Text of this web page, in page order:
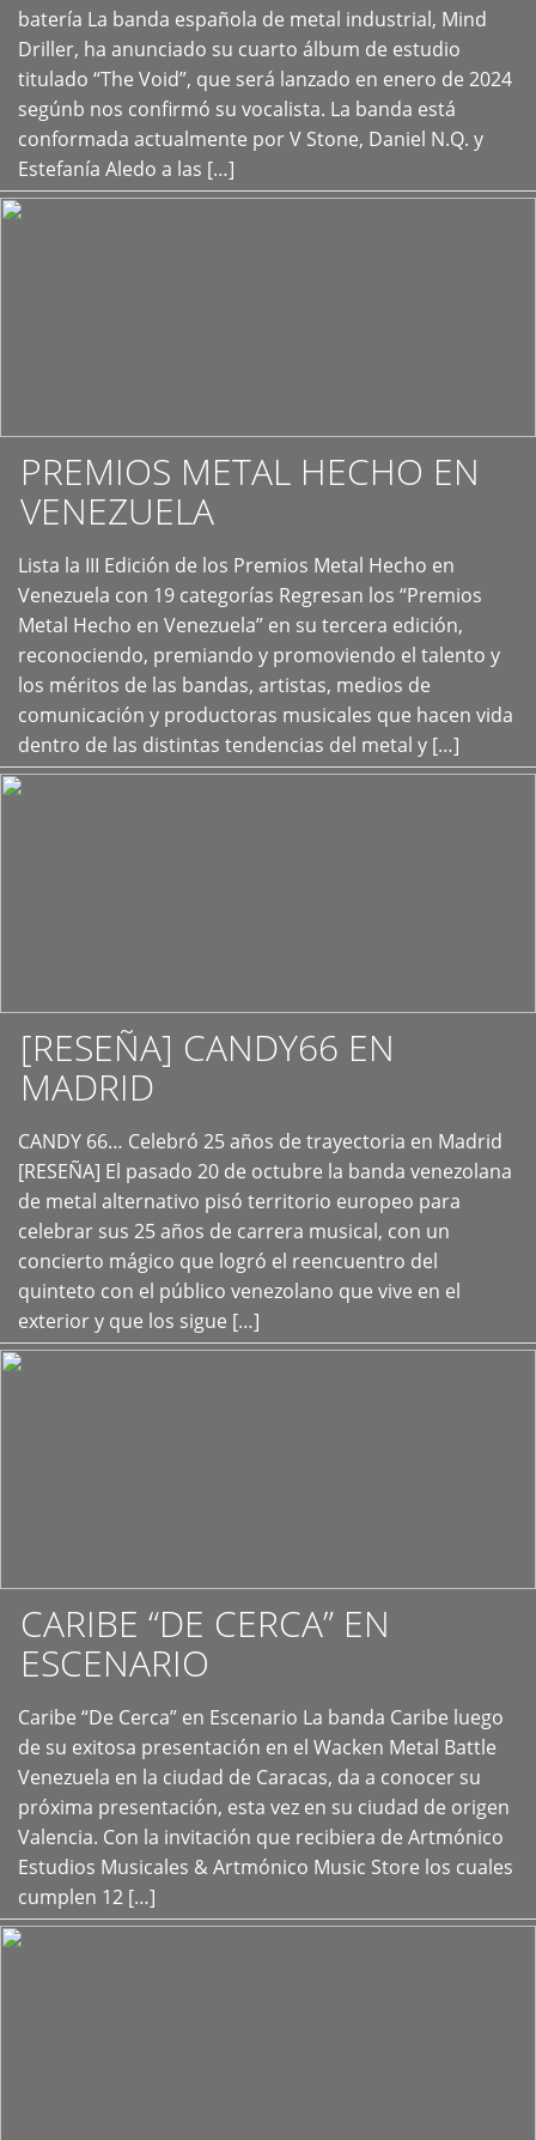
batería La banda española de metal industrial, Mind
Driller, ha anunciado su cuarto álbum de estudio
titulado “The Void”, que será lanzado en enero de 2024
segúnb nos confirmó su vocalista. La banda está
conformada actualmente por V Stone, Daniel N.Q. y
Estefanía Aledo a las […]
+
PREMIOS METAL HECHO EN
VENEZUELA
Lista la III Edición de los Premios Metal Hecho en
Venezuela con 19 categorías Regresan los “Premios
Metal Hecho en Venezuela” en su tercera edición,
reconociendo, premiando y promoviendo el talento y
los méritos de las bandas, artistas, medios de
comunicación y productoras musicales que hacen vida
dentro de las distintas tendencias del metal y […]
+
[RESEÑA] CANDY66 EN
MADRID
CANDY 66… Celebró 25 años de trayectoria en Madrid
[RESEÑA] El pasado 20 de octubre la banda venezolana
de metal alternativo pisó territorio europeo para
celebrar sus 25 años de carrera musical, con un
concierto mágico que logró el reencuentro del
quinteto con el público venezolano que vive en el
exterior y que los sigue […]
+
CARIBE “DE CERCA” EN
ESCENARIO
Caribe “De Cerca” en Escenario La banda Caribe luego
de su exitosa presentación en el Wacken Metal Battle
Venezuela en la ciudad de Caracas, da a conocer su
próxima presentación, esta vez en su ciudad de origen
Valencia. Con la invitación que recibiera de Artmónico
Estudios Musicales & Artmónico Music Store los cuales
cumplen 12 […]
+